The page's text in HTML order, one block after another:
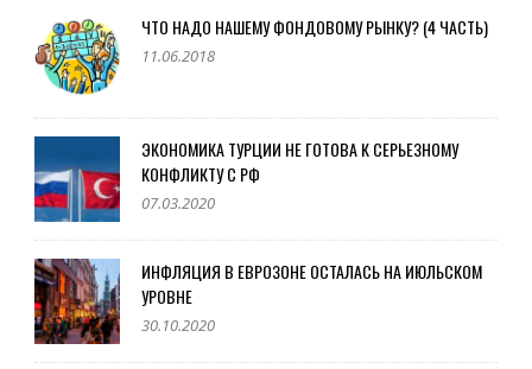
ЧТО НАДО НАШЕМУ ФОНДОВОМУ РЫНКУ? (4 ЧАСТЬ)
11.06.2018
ЭКОНОМИКА ТУРЦИИ НЕ ГОТОВА К СЕРЬЕЗНОМУ
КОНФЛИКТУ С РФ
07.03.2020
ИНФЛЯЦИЯ В ЕВРОЗОНЕ ОСТАЛАСЬ НА ИЮЛЬСКОМ
УРОВНЕ
30.10.2020